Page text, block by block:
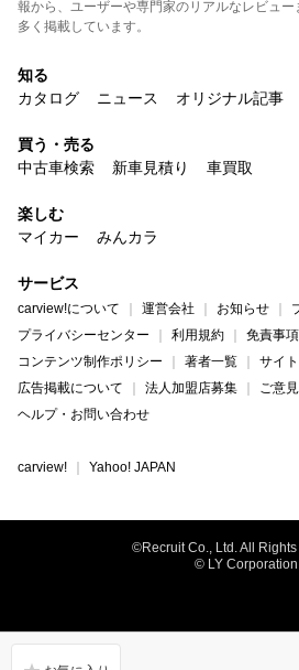
報から、ユーザーや専門家のリアルなレビュ
多く掲載しています。
知る
カタログ
ニュース オリジナル記事
買う・売る
中古車検索
新車見積り 車買取
楽しむ
マイカー
みんカラ
サービス
carview!について 運営会社 お知らせ
プライバシーセンター
利用規約
免責事項
コンテンツ制作ポリシー
著者一覧
サイ
広告掲載について
法人加盟店募集
ご意
ヘルプ・お問い合わせ
carview! Yahoo! JAPAN
©Recruit Co., Ltd. All
© LY Corporation